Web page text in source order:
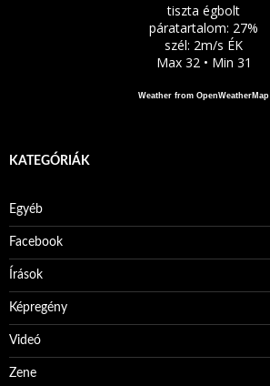
tiszta égbolt
páratartalom: 27%
szél: 2m/s ÉK
Max 32 • Min 31
Weather from OpenWeatherMap
KATEGÓRIÁK
Egyéb
Facebook
Írások
Képregény
Videó
Zene